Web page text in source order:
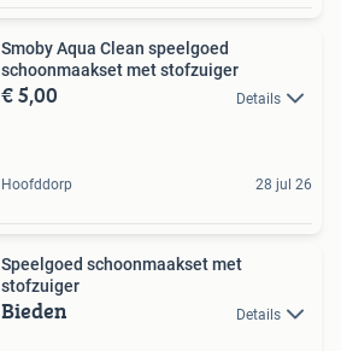
Smoby Aqua Clean speelgoed
schoonmaakset met stofzuiger
€ 5,00 Details
Hoofddorp 28 jul 26
Speelgoed schoonmaakset met
stofzuiger
Bieden Details